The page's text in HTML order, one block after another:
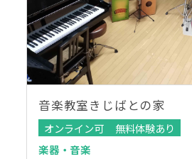
音楽教室きじばとの家
オンライン可
無料体験あり
楽器・音楽